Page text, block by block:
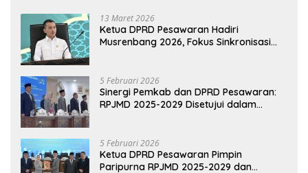
13 Maret 2026
Ketua DPRD Pesawaran Hadiri
5 Februari 2026
Sinergi Pemkab dan DPRD Pesawaran:
5 Februari 2026
Ketua DPRD Pesawaran Pimpin